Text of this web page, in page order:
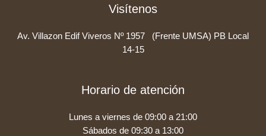
Visítenos
Av. Villazon Edif Viveros Nº 1957 (Frente UMSA) PB Local
14-15
Horario de atención
Lunes a viernes de 09:00 a 21:00
Sábados de 09:30 a 13:00